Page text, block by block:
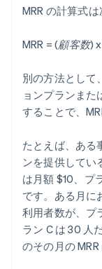
MRR の計算式は
MRR = (顧客数)
別の方法として
ョンプランま
することで、
たとえば、ある
ンを提供してい
は月額 $10、プ
です。ある月に
利用者数が、プ
ラン C は 30 人
のその月の